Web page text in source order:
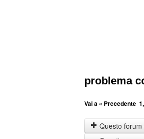
problema
Vai a « Precedente 1,
Questo